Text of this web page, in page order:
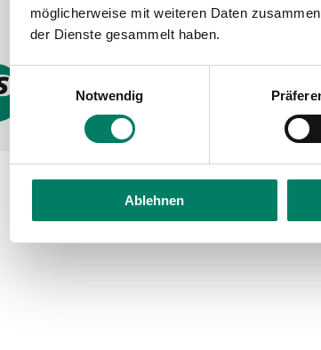
möglicherweise mit weiteren Daten
der Dienste gesammelt haben.
Einwilligungsauswahl
Notwendig
Ablehnen